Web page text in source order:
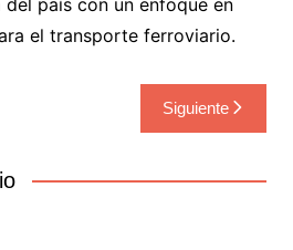
el transporte ferroviario.
Siguiente